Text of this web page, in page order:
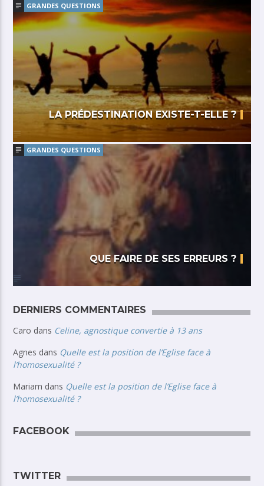
GRANDES QUESTIONS
LA PRÉDESTINATION EXISTE-T-ELLE ?
GRANDES QUESTIONS
QUE FAIRE DE SES ERREURS ?
DERNIERS COMMENTAIRES
Caro dans Celine, agnostique convertie à 13 ans
Agnes dans Quelle est la position de l’Eglise face à
l’homosexualité ?
Mariam dans Quelle est la position de l’Eglise face à
l’homosexualité ?
FACEBOOK
TWITTER